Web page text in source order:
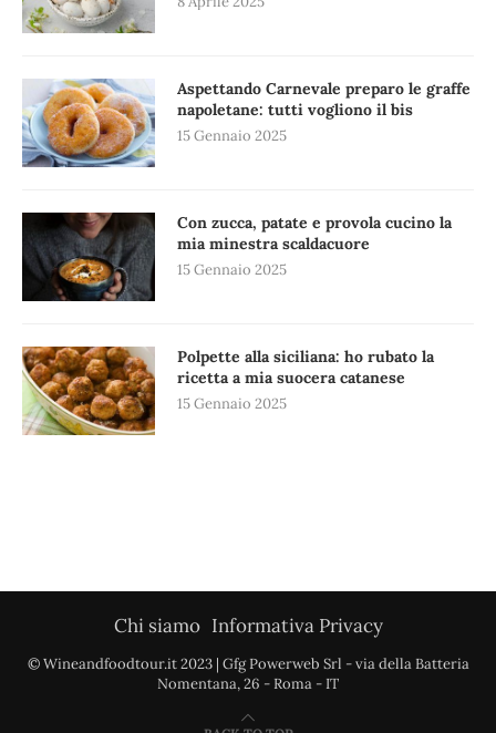
Aspettando Carnevale preparo le graffe
napoletane: tutti vogliono il bis
15 Gennaio 2025
Con zucca, patate e provola cucino la
mia minestra scaldacuore
15 Gennaio 2025
Polpette alla siciliana: ho rubato la
ricetta a mia suocera catanese
15 Gennaio 2025
Chi siamo Informativa Privacy
© Wineandfoodtour.it 2023 | Gfg Powerweb Srl - via della Batteria
Nomentana, 26 - Roma - IT